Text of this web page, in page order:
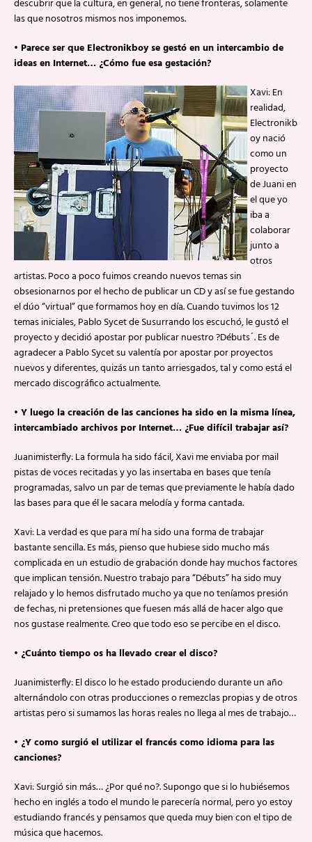
descubrir que la cultura, en general, no tiene fronteras, solamente
las que nosotros mismos nos imponemos.
• Parece ser que Electronikboy se gestó en un intercambio de
ideas en Internet… ¿Cómo fue esa gestación?
Xavi: En
realidad,
Electronikb
oy nació
como un
proyecto
de Juani en
el que yo
iba a
colaborar
junto a
otros
artistas. Poco a poco fuimos creando nuevos temas sin
obsesionarnos por el hecho de publicar un CD y así se fue gestando
el dúo “virtual” que formamos hoy en día. Cuando tuvimos los 12
temas iniciales, Pablo Sycet de Susurrando los escuchó, le gustó el
proyecto y decidió apostar por publicar nuestro ?Débuts´. Es de
agradecer a Pablo Sycet su valentía por apostar por proyectos
nuevos y diferentes, quizás un tanto arriesgados, tal y como está el
mercado discográfico actualmente.
• Y luego la creación de las canciones ha sido en la misma línea,
intercambiado archivos por Internet… ¿Fue difícil trabajar así?
Juanimisterfly: La formula ha sido fácil, Xavi me enviaba por mail
pistas de voces recitadas y yo las insertaba en bases que tenía
programadas, salvo un par de temas que previamente le había dado
las bases para que él le sacara melodía y forma cantada.
Xavi: La verdad es que para mí ha sido una forma de trabajar
bastante sencilla. Es más, pienso que hubiese sido mucho más
complicada en un estudio de grabación donde hay muchos factores
que implican tensión. Nuestro trabajo para “Débuts” ha sido muy
relajado y lo hemos disfrutado mucho ya que no teníamos presión
de fechas, ni pretensiones que fuesen más allá de hacer algo que
nos gustase realmente. Creo que todo eso se percibe en el disco.
• ¿Cuánto tiempo os ha llevado crear el disco?
Juanimisterfly: El disco lo he estado produciendo durante un año
alternándolo con otras producciones o remezclas propias y de otros
artistas pero si sumamos las horas reales no llega al mes de trabajo…
• ¿Y como surgió el utilizar el francés como idioma para las
canciones?
Xavi: Surgió sin más… ¿Por qué no?. Supongo que si lo hubiésemos
hecho en inglés a todo el mundo le parecería normal, pero yo estoy
estudiando francés y pensamos que queda muy bien con el tipo de
música que hacemos.